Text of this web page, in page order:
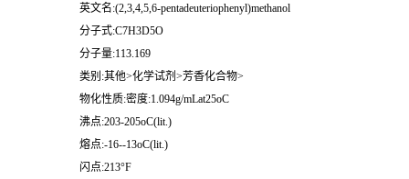
英文名:(2,3,4,5,6-pentadeuteriophenyl)methanol
分子式:C7H3D5O
分子量:113.169
类别:其他>化学试剂>芳香化合物>
物化性质:密度:1.094g/mLat25oC
沸点:203-205oC(lit.)
熔点:-16--13oC(lit.)
闪点:213°F